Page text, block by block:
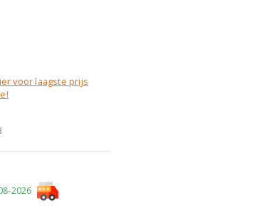
voor laagste prijs
2026